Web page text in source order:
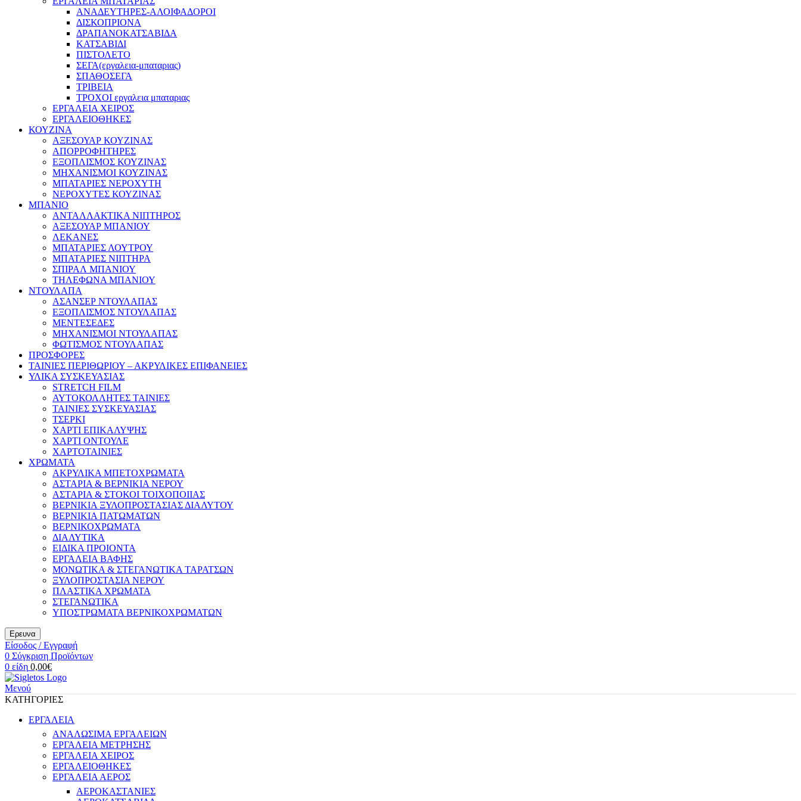
ΑΝΑΔΕΥΤΗΡΕΣ-ΑΛΟΙΦΑΔΟΡΟΙ
ΔΙΣΚΟΠΡΙΟΝΑ
ΔΡΑΠΑΝΟΚΑΤΣΑΒΙΔΑ
ΚΑΤΣΑΒΙΔΙ
ΠΙΣΤΟΛΕΤΟ
ΣΕΓΑ(εργαλεια-μπαταριας)
ΣΠΑΘΟΣΕΓΑ
ΤΡΙΒΕΙΑ
ΤΡΟΧΟΙ εργαλεια μπαταριας
ΕΡΓΑΛΕΙΑ ΧΕΙΡΟΣ
ΕΡΓΑΛΕΙΟΘΗΚΕΣ
ΚΟΥΖΙΝΑ
ΑΞΕΣΟΥΑΡ ΚΟΥΖΙΝΑΣ
ΑΠΟΡΡΟΦΗΤΗΡΕΣ
ΕΞΟΠΛΙΣΜΟΣ ΚΟΥΖΙΝΑΣ
ΜΗΧΑΝΙΣΜΟΙ ΚΟΥΖΙΝΑΣ
ΜΠΑΤΑΡΙΕΣ ΝΕΡΟΧΥΤΗ
ΝΕΡΟΧΥΤΕΣ ΚΟΥΖΙΝΑΣ
ΜΠΑΝΙΟ
ΑΝΤΑΛΛΑΚΤΙΚΑ ΝΙΠΤΗΡΟΣ
ΑΞΕΣΟΥΑΡ ΜΠΑΝΙΟΥ
ΛΕΚΑΝΕΣ
ΜΠΑΤΑΡΙΕΣ ΛΟΥΤΡΟΥ
ΜΠΑΤΑΡΙΕΣ ΝΙΠΤΗΡΑ
ΣΠΙΡΑΛ ΜΠΑΝΙΟΥ
ΤΗΛΕΦΩΝΑ ΜΠΑΝΙΟΥ
ΝΤΟΥΛΑΠΑ
ΑΣΑΝΣΕΡ ΝΤΟΥΛΑΠΑΣ
ΕΞΟΠΛΙΣΜΟΣ ΝΤΟΥΛΑΠΑΣ
ΜΕΝΤΕΣΕΔΕΣ
ΜΗΧΑΝΙΣΜΟΙ ΝΤΟΥΛΑΠΑΣ
ΦΩΤΙΣΜΟΣ ΝΤΟΥΛΑΠΑΣ
ΠΡΟΣΦΟΡΕΣ
ΤΑΙΝΙΕΣ ΠΕΡΙΘΩΡΙΟΥ – ΑΚΡΥΛΙΚΕΣ ΕΠΙΦΑΝΕΙΕΣ
ΥΛΙΚΑ ΣΥΣΚΕΥΑΣΙΑΣ
STRETCH FILM
ΑΥΤΟΚΟΛΛΗΤΕΣ ΤΑΙΝΙΕΣ
ΤΑΙΝΙΕΣ ΣΥΣΚΕΥΑΣΙΑΣ
ΤΣΕΡΚΙ
ΧΑΡΤΙ ΕΠΙΚΑΛΥΨΗΣ
ΧΑΡΤΙ ΟΝΤΟΥΛΕ
ΧΑΡΤΟΤΑΙΝΙΕΣ
ΧΡΩΜΑΤΑ
ΑΚΡΥΛΙΚΑ ΜΠΕΤΟΧΡΩΜΑΤΑ
ΑΣΤΑΡΙΑ & ΒΕΡΝΙΚΙΑ ΝΕΡΟΥ
ΑΣΤΑΡΙΑ & ΣΤΟΚΟΙ ΤΟΙΧΟΠΟΙΙΑΣ
ΒΕΡΝΙΚΙΑ ΞΥΛΟΠΡΟΣΤΑΣΙΑΣ ΔΙΑΛΥΤΟΥ
ΒΕΡΝΙΚΙΑ ΠΑΤΩΜΑΤΩΝ
ΒΕΡΝΙΚΟΧΡΩΜΑΤΑ
ΔΙΑΛΥΤΙΚΑ
ΕΙΔΙΚΑ ΠΡΟΙΟΝΤΑ
ΕΡΓΑΛΕΙΑ ΒΑΦΗΣ
ΜΟΝΩΤΙΚΑ & ΣΤΕΓΑΝΩΤΙΚΑ ΤΑΡΑΤΣΩΝ
ΞΥΛΟΠΡΟΣΤΑΣΙΑ ΝΕΡΟΥ
ΠΛΑΣΤΙΚΑ ΧΡΩΜΑΤΑ
ΣΤΕΓΑΝΩΤΙΚΑ
ΥΠΟΣΤΡΩΜΑΤΑ ΒΕΡΝΙΚΟΧΡΩΜΑΤΩΝ
Ερευνα
Είσοδος / Εγγραφή
0 Σύγκριση Προϊόντων
0 είδη 0,00€
Μενού
ΚΑΤΗΓΟΡΙΕΣ
ΕΡΓΑΛΕΙΑ
ΑΝΑΛΩΣΙΜΑ ΕΡΓΑΛΕΙΩΝ
ΕΡΓΑΛΕΙΑ ΜΕΤΡΗΣΗΣ
ΕΡΓΑΛΕΙΑ ΧΕΙΡΟΣ
ΕΡΓΑΛΕΙΟΘΗΚΕΣ
ΕΡΓΑΛΕΙΑ ΑΕΡΟΣ
ΑΕΡΟΚΑΣΤΑΝΙΕΣ